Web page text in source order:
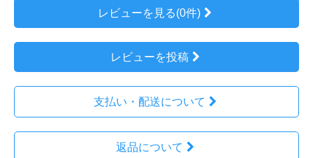
レビューを見る(0件)
レビューを投稿
支払い・配送について
返品について